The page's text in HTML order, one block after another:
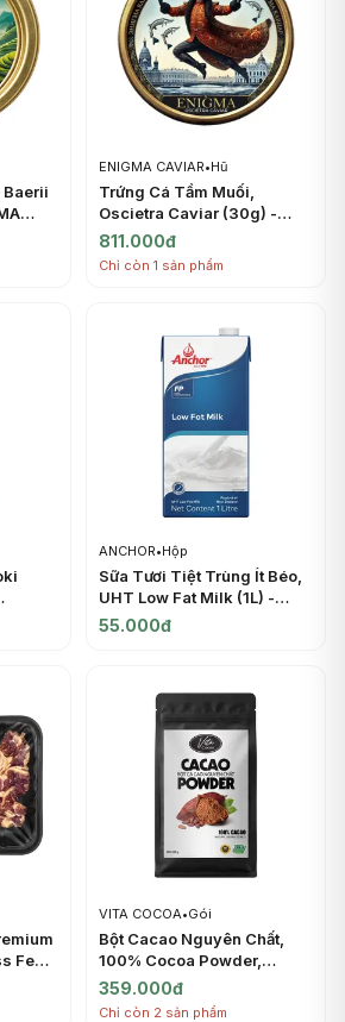
Baerii
ENIGMA CAVIAR•Hũ
Trứng Cá Tầm Muối,
Oscietra Caviar (30g) -
ENIGMA CAVIAR
811.000đ
Chỉ còn 1 sản phẩm
ANCHOR•Hộp
Sữa Tươi Tiệt Trùng Ít Béo,
UHT Low Fat Milk (1L) -
ANCHOR
55.000đ
Fed,
-
VITA COCOA•Gói
Bột Cacao Nguyên Chất,
100% Cocoa Powder,
Natural Unsweetened
(500g) - VITA COCOA
359.000đ
Chỉ còn 2 sản phẩm